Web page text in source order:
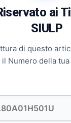
ai
SIULP
di questo
Numero della tua